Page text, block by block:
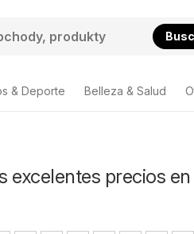
& Deporte Belleza & Salud
excelentes precios